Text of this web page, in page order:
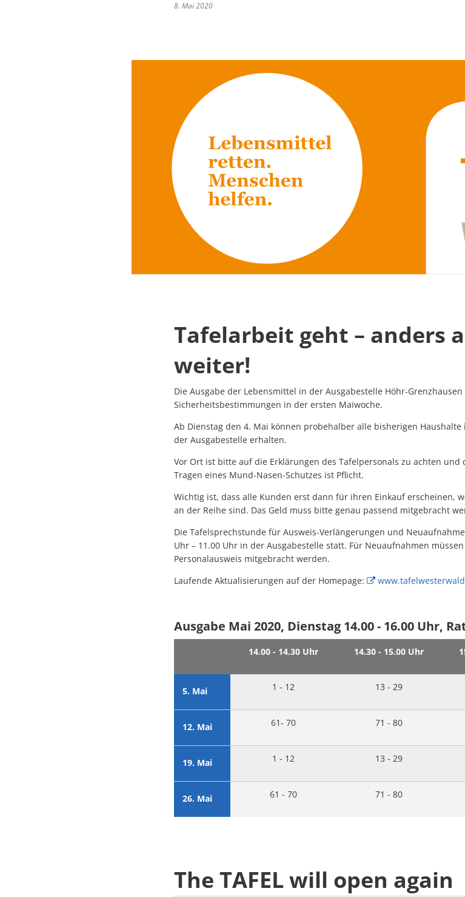
8. Mai 2020
Tafelarbeit geht – anders
weiter!
Die Ausgabe der Lebensmittel in der Ausgabestelle Höhr-
Sicherheitsbestimmungen in der ersten Maiwoche.
Ab Dienstag den 4. Mai können probehalber alle bisherigen
der Ausgabestelle erhalten.
Vor Ort ist bitte auf die Erklärungen des Tafelpersonals zu achten
Tragen eines Mund-Nasen-Schutzes ist Pflicht.
Wichtig ist, dass alle Kunden erst dann für ihren Einkauf erscheinen,
an der Reihe sind. Das Geld muss bitte genau passend mitgebracht
Die Tafelsprechstunde für Ausweis-Verlängerungen und
Uhr – 11.00 Uhr in der Ausgabestelle statt. Für Neuaufnahmen
Personalausweis mitgebracht werden.
Laufende Aktualisierungen auf der Homepage:
Ausgabe Mai 2020, Dienstag 14.00 - 16.00 Uhr,
14.00 - 14.30 Uhr 14.30 - 15.00 Uhr
5. Mai 1 - 12 13 - 29
12. Mai 61- 70 71 - 80
19. Mai 1 - 12 13 - 29
26. Mai 61 - 70 71 - 80
The TAFEL will open again